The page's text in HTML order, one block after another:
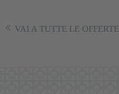
VAI A TUTTE LE OFFERTE